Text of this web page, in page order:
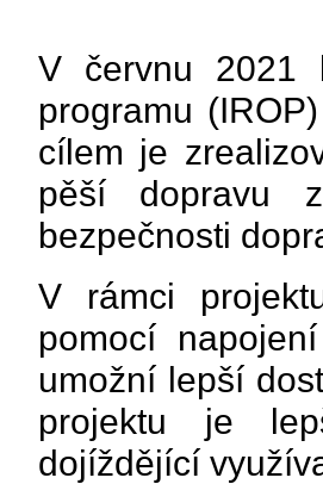
V červnu 2021
programu
cílem je
pěší dopravu
bezpečnosti
V rámci
pomocí
umožní lepší
projektu je
dojíždějící